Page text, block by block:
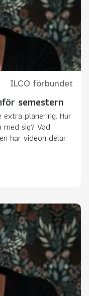
ILCO förbundet
semestern
planering. Hur
sig? Vad
här videon delar